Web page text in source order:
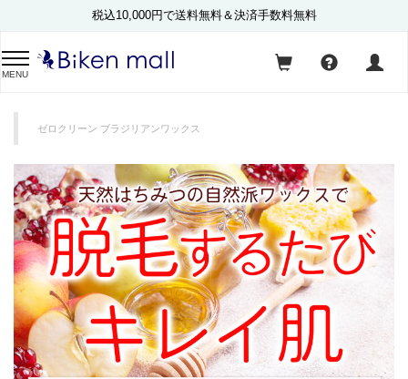
税込10,000円で送料無料＆決済手数料無料
MENU
ゼロクリーン ブラジリアンワックス